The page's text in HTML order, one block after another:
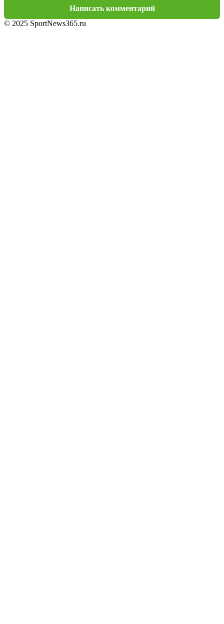
Написать комментарий
© 2025 SportNews365.ru